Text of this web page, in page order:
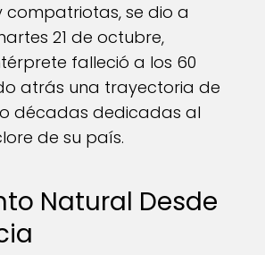
compatriotas, se dio a
21 de octubre,
falleció a los 60
atrás una trayectoria de
décadas dedicadas al
de su país.
Natural Desde